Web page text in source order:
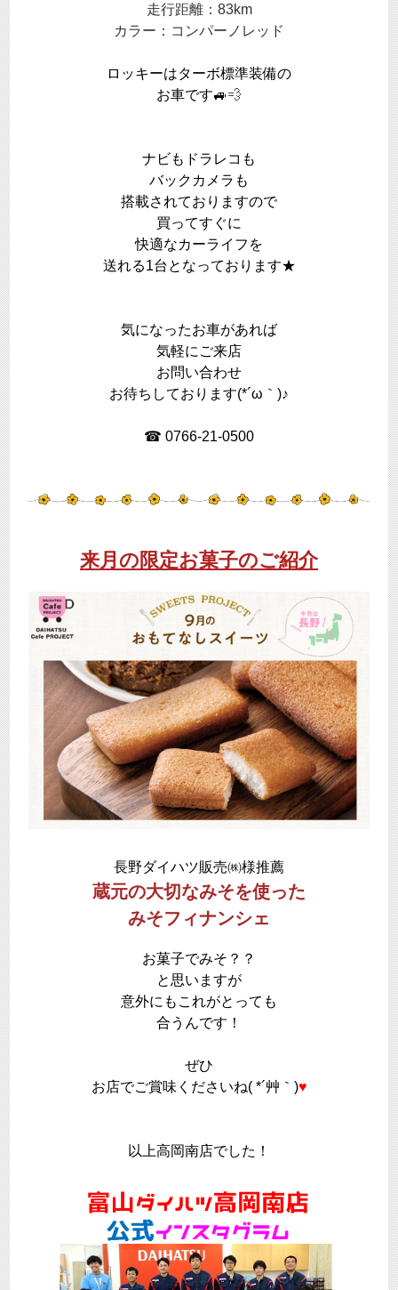
走行距離：83km
カラー：コンパーノレッド
ロッキーはターボ標準装備の
お車です🚙💨
ナビもドラレコも
バックカメラも
搭載されておりますので
買ってすぐに
快適なカーライフを
送れる1台となっております★
気になったお車があれば
気軽にご来店
お問い合わせ
お待ちしております(*´ω｀)♪
☎ 0766-21-0500
来月の限定お菓子のご紹介
長野ダイハツ販売㈱様推薦
蔵元の大切なみそを使った
みそフィナンシェ
お菓子でみそ？？
と思いますが
意外にもこれがとっても
合うんです！
ぜひ
お店でご賞味くださいね( *´艸｀)♥
以上高岡南店でした！